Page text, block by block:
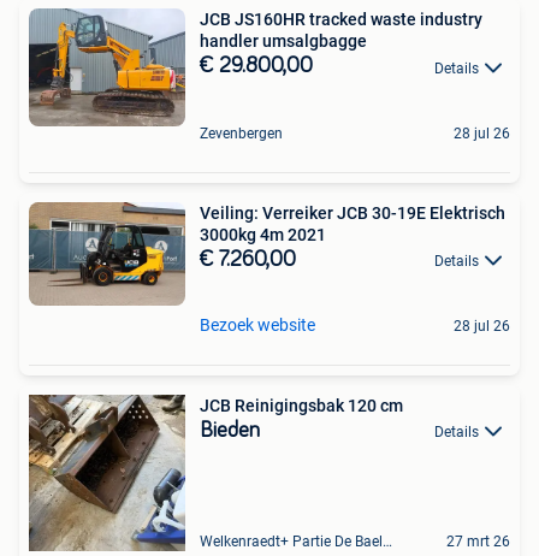
JCB JS160HR tracked waste industry
handler umsalgbagge
€ 29.800,00 Details
Zevenbergen 28 jul 26
Veiling: Verreiker JCB 30-19E Elektrisch
3000kg 4m 2021
€ 7.260,00 Details
Bezoek website 28 jul 26
JCB Reinigingsbak 120 cm
Bieden Details
Welkenraedt+ Partie De Baelen 27 mrt 26